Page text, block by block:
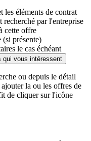
les éléments de contrat
par l'entreprise
cette offre
(si présente)
le cas échéant
qui vous intéressent
ou depuis le détail
la ou les offres de
de cliquer sur l'icône